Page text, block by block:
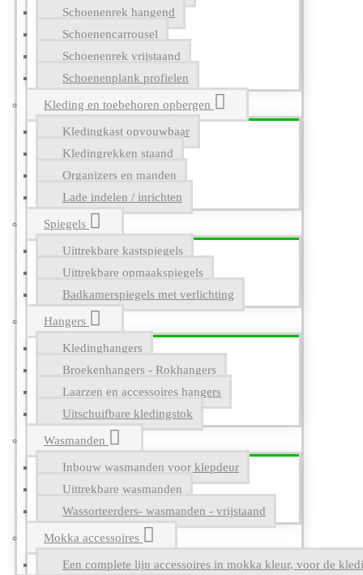
Schoenenrek hangend
Schoenencarrousel
Schoenenrek vrijstaand
Schoenenplank profielen
Kleding en toebehoren opbergen
Kledingkast opvouwbaar
Kledingrekken staand
Organizers en manden
Lade indelen / inrichten
Spiegels
Uittrekbare kastspiegels
Uittrekbare opmaakspiegels
Badkamerspiegels met verlichting
Hangers
Kledinghangers
Broekenhangers - Rokhangers
Laarzen en accessoires hangers
Uitschuifbare kledingstok
Wasmanden
Inbouw wasmanden voor klepdeur
Uittrekbare wasmanden
Wassorteerders- wasmanden - vrijstaand
Mokka accessoires
Een complete lijn accessoires in mokka kleur, voor de